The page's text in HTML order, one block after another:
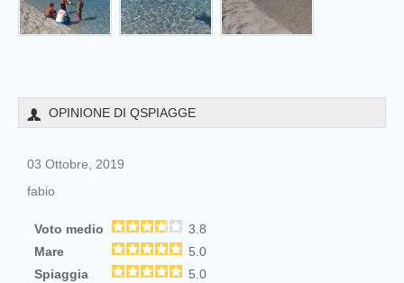
OPINIONE DI QSPIAGGE
03 Ottobre, 2019
fabio
Voto medio
3.8
Mare
5.0
Spiaggia
5.0